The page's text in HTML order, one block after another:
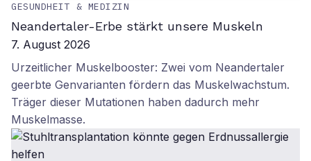
GESUNDHEIT & MEDIZIN
Neandertaler-Erbe stärkt unsere Muskeln
7. August 2026
Urzeitlicher Muskelbooster: Zwei vom Neandertaler
geerbte Genvarianten fördern das Muskelwachstum.
Träger dieser Mutationen haben dadurch mehr
Muskelmasse.